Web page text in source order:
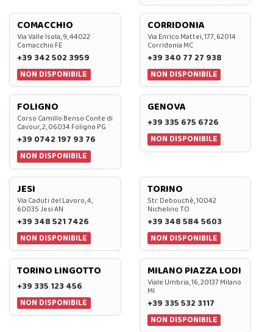
COMACCHIO
Via Valle Isola, 9, 44022
Comacchio FE
+39 342 502 3959
NON DISPONIBILE
CORRIDONIA
Via Enrico Mattei, 177, 62014
Corridonia MC
+39 340 77 27 938
NON DISPONIBILE
FOLIGNO
Corso Camillo Benso Conte di
Cavour, 2, 06034 Foligno PG
+39 0742 197 93 76
NON DISPONIBILE
GENOVA
+39 335 675 6726
NON DISPONIBILE
JESI
Via Caduti del Lavoro, 4,
60035 Jesi AN
+39 348 521 7426
NON DISPONIBILE
TORINO
Str. Debouchè, 10042
Nichelino TO
+39 348 584 5603
NON DISPONIBILE
TORINO LINGOTTO
+39 335 123 456
NON DISPONIBILE
MILANO PIAZZA LODI
Viale Umbria, 16, 20137 Milano
MI
+39 335 532 3117
NON DISPONIBILE